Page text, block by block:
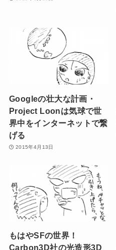
Googleの壮大な計画・
Project Loonは気球で世
界中をインターネットで繋
げる
2015年4月13日
もはやSFの世界！
Carbon3D社の光造形3D